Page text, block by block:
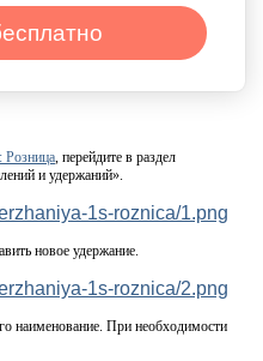
Розница, перейдите в раздел
и удержаний».
новое удержание.
наименование. При необходимости